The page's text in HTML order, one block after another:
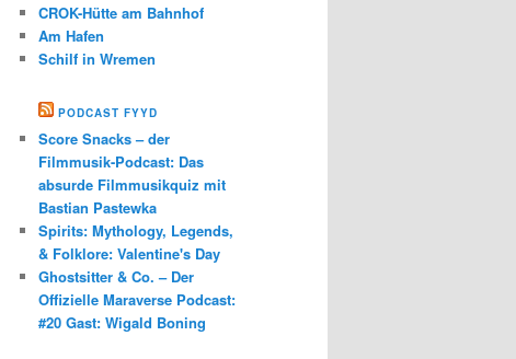
CROK-Hütte am Bahnhof
Am Hafen
Schilf in Wremen
PODCAST FYYD
Score Snacks – der
Filmmusik-Podcast: Das
absurde Filmmusikquiz mit
Bastian Pastewka
Spirits: Mythology, Legends,
& Folklore: Valentine's Day
Ghostsitter & Co. – Der
Offizielle Maraverse Podcast:
#20 Gast: Wigald Boning